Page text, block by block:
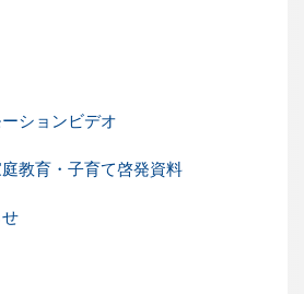
ションビデオ
教育・子育て啓発資料